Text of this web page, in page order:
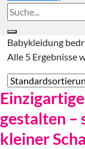
Suche
nach:
Babykleidung
Alle 5 Ergebnisse
gestalten –
kleiner